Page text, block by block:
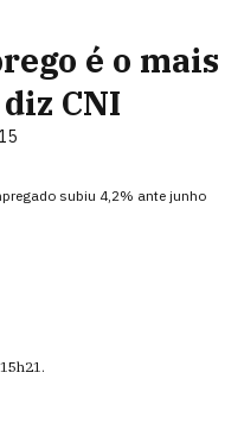
é o mais
CNI
subiu 4,2% ante junho
15h21.